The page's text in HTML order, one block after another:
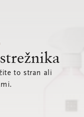
to stran ali